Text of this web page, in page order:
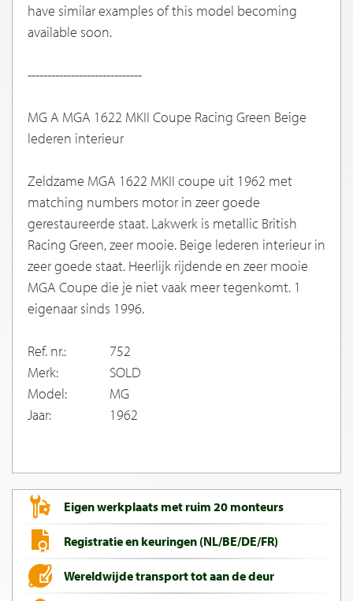
have similar examples of this model becoming
available soon.
-----------------------------
MG A MGA 1622 MKII Coupe Racing Green Beige
lederen interieur
Zeldzame MGA 1622 MKII coupe uit 1962 met
matching numbers motor in zeer goede
gerestaureerde staat. Lakwerk is metallic British
Racing Green, zeer mooie. Beige lederen interieur in
zeer goede staat. Heerlijk rijdende en zeer mooie
MGA Coupe die je niet vaak meer tegenkomt. 1
eigenaar sinds 1996.
Ref. nr.:
752
Merk:
SOLD
Model:
MG
Jaar:
1962
Eigen werkplaats met ruim 20 monteurs
Registratie en keuringen (NL/BE/DE/FR)
Wereldwijde transport tot aan de deur